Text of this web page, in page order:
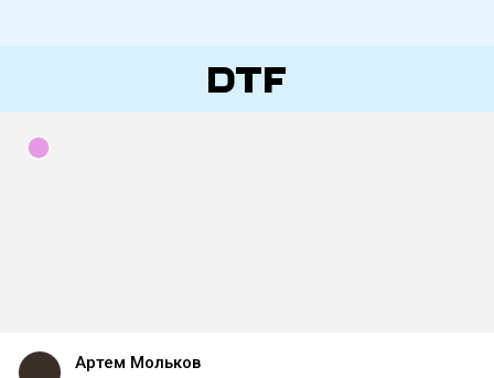
Артем Мольков